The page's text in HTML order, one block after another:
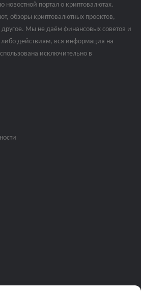
портал о криптовалютах.
обзоры криптовалютных проектов,
Мы не даём финансовых советов и
действиям, вся информация на
исключительно в